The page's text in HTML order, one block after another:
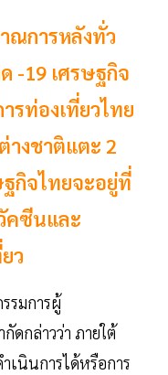
ณการหลังทั่ว
-19 เศรษฐกิจ
ท่องเที่ยวไทย
งชาติแตะ 2
ฐกิจไทยจะอยู่ที่
คซีนและ
ว
รมการผู้
ดกล่าวว่า ภายใต้
เนินการได้หรือการ